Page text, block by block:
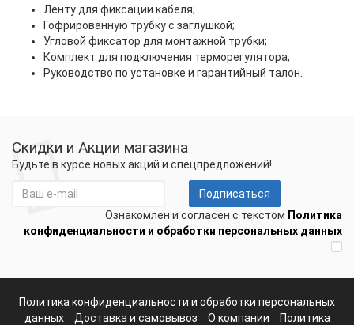
Ленту для фиксации кабеля;
Гофрированную трубку с заглушкой;
Угловой фиксатор для монтажной трубки;
Комплект для подключения терморегулятора;
Руководство по установке и гарантийный талон.
Скидки и Акции магазина
Будьте в курсе новых акций и спецпредложений!
Подписаться
Ознакомлен и согласен с текстом Политика
конфиденциальности и обработки персональных данных
Политика конфиденциальности и обработки персональных
данных
Доставка и самовывоз О компании
Политика